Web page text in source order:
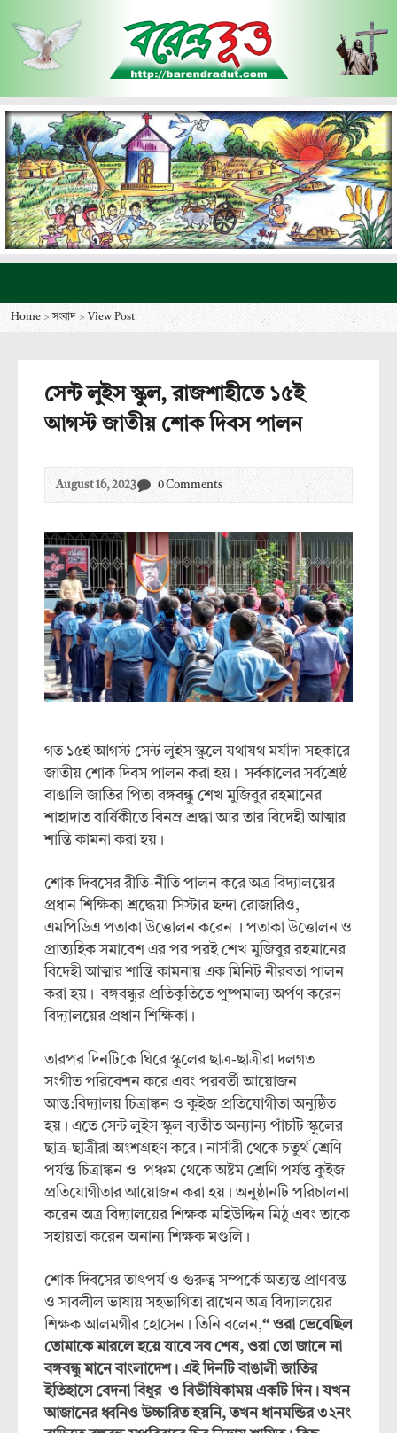
Home > সংবাদ >View Post
সেন্ট লুইস স্কুল, রাজশাহীতে ১৫ই
আগস্ট জাতীয় শোক দিবস পালন
August 16, 2023 0 Comments
গত ১৫ই আগস্ট সেন্ট লুইস স্কুলে যথাযথ মর্যাদা সহকারে
জাতীয় শোক দিবস পালন করা হয়। সর্বকালের সর্বশ্রেষ্ঠ
বাঙালি জাতির পিতা বঙ্গবন্ধু শেখ মুজিবুর রহমানের
শাহাদাত বার্ষিকীতে বিনম্র শ্রদ্ধা আর তার বিদেহী আত্মার
শান্তি কামনা করা হয়।
শোক দিবসের রীতি-নীতি পালন করে অত্র বিদ্যালয়ের
প্রধান শিক্ষিকা শ্রদ্ধেয়া সিস্টার ছন্দা রোজারিও,
এমপিডিএ পতাকা উত্তোলন করেন । পতাকা উত্তোলন ও
প্রাত্যহিক সমাবেশ এর পর পরই শেখ মুজিবুর রহমানের
বিদেহী আত্মার শান্তি কামনায় এক মিনিট নীরবতা পালন
করা হয়। বঙ্গবন্ধুর প্রতিকৃতিতে পুষ্পমাল্য অর্পণ করেন
বিদ্যালয়ের প্রধান শিক্ষিকা।
তারপর দিনটিকে ঘিরে স্কুলের ছাত্র-ছাত্রীরা দলগত
সংগীত পরিবেশন করে এবং পরবর্তী আয়োজন
আন্ত:বিদ্যালয় চিত্রাঙ্কন ও কুইজ প্রতিযোগীতা অনুষ্ঠিত
হয়। এতে সেন্ট লুইস স্কুল ব্যতীত অন্যান্য পাঁচটি স্কুলের
ছাত্র-ছাত্রীরা অংশগ্রহণ করে। নার্সারী থেকে চতুর্থ শ্রেণি
পর্যন্ত চিত্রাঙ্কন ও পঞ্চম থেকে অষ্টম শ্রেণি পর্যন্ত কুইজ
প্রতিযোগীতার আয়োজন করা হয়। অনুষ্ঠানটি পরিচালনা
করেন অত্র বিদ্যালয়ের শিক্ষক মহিউদ্দিন মিঠু এবং তাকে
সহায়তা করেন অনান্য শিক্ষক মণ্ডলি।
শোক দিবসের তাৎপর্য ও গুরুত্ব সম্পর্কে অত্যন্ত প্রাণবন্ত
ও সাবলীল ভাষায় সহভাগিতা রাখেন অত্র বিদ্যালয়ের
শিক্ষক আলমগীর হোসেন। তিনি বলেন,‘‘ ওরা ভেবেছিল
তোমাকে মারলে হয়ে যাবে সব শেষ, ওরা তো জানে না
বঙ্গবন্ধু মানে বাংলাদেশ। এই দিনটি বাঙালী জাতির
ইতিহাসে বেদনা বিধুর ও বিভীষিকাময় একটি দিন। যখন
আজানের ধ্বনিও উচ্চারিত হয়নি, তখন ধানমন্ডির ৩২নং